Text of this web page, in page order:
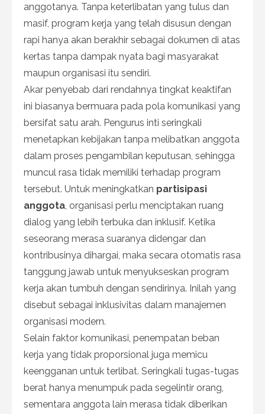
anggotanya. Tanpa keterlibatan yang tulus dan
masif, program kerja yang telah disusun dengan
rapi hanya akan berakhir sebagai dokumen di atas
kertas tanpa dampak nyata bagi masyarakat
maupun organisasi itu sendiri.
Akar penyebab dari rendahnya tingkat keaktifan
ini biasanya bermuara pada pola komunikasi yang
bersifat satu arah. Pengurus inti seringkali
menetapkan kebijakan tanpa melibatkan anggota
dalam proses pengambilan keputusan, sehingga
muncul rasa tidak memiliki terhadap program
tersebut. Untuk meningkatkan partisipasi
anggota , organisasi perlu menciptakan ruang
dialog yang lebih terbuka dan inklusif. Ketika
seseorang merasa suaranya didengar dan
kontribusinya dihargai, maka secara otomatis rasa
tanggung jawab untuk menyukseskan program
kerja akan tumbuh dengan sendirinya. Inilah yang
disebut sebagai inklusivitas dalam manajemen
organisasi modern.
Selain faktor komunikasi, penempatan beban
kerja yang tidak proporsional juga memicu
keengganan untuk terlibat. Seringkali tugas-tugas
berat hanya menumpuk pada segelintir orang,
sementara anggota lain merasa tidak diberikan